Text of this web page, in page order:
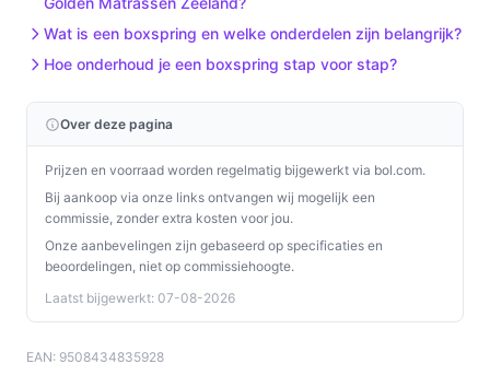
Wat is een boxspring en welke onderdelen zijn belangrijk?
Hoe onderhoud je een boxspring stap voor stap?
Over deze pagina
Prijzen en voorraad worden regelmatig bijgewerkt via bol.com.
Bij aankoop via onze links ontvangen wij mogelijk een
commissie, zonder extra kosten voor jou.
Onze aanbevelingen zijn gebaseerd op specificaties en
beoordelingen, niet op commissiehoogte.
Laatst bijgewerkt: 07-08-2026
EAN: 9508434835928